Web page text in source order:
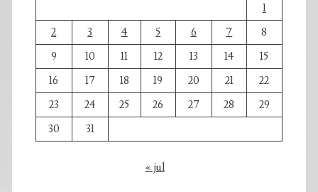
1
2
3 4 5 6 7
8
9
10 11 12 13 14
15
16
17 18 19 20 21
22
23
24 25 26 27 28
29
30
31
« jul